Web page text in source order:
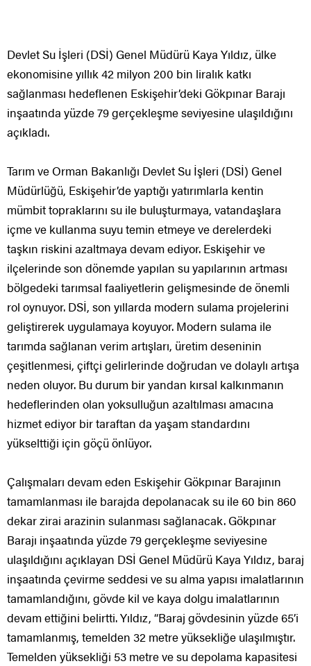
Devlet Su İşleri (DSİ) Genel Müdürü Kaya Yıldız, ülke
ekonomisine yıllık 42 milyon 200 bin liralık katkı
sağlanması hedeflenen Eskişehir’deki Gökpınar Barajı
inşaatında yüzde 79 gerçekleşme seviyesine ulaşıldığını
açıkladı.
Tarım ve Orman Bakanlığı Devlet Su İşleri (DSİ) Genel
Müdürlüğü, Eskişehir’de yaptığı yatırımlarla kentin
mümbit topraklarını su ile buluşturmaya, vatandaşlara
içme ve kullanma suyu temin etmeye ve derelerdeki
taşkın riskini azaltmaya devam ediyor. Eskişehir ve
ilçelerinde son dönemde yapılan su yapılarının artması
bölgedeki tarımsal faaliyetlerin gelişmesinde de önemli
rol oynuyor. DSİ, son yıllarda modern sulama projelerini
geliştirerek uygulamaya koyuyor. Modern sulama ile
tarımda sağlanan verim artışları, üretim deseninin
çeşitlenmesi, çiftçi gelirlerinde doğrudan ve dolaylı artışa
neden oluyor. Bu durum bir yandan kırsal kalkınmanın
hedeflerinden olan yoksulluğun azaltılması amacına
hizmet ediyor bir taraftan da yaşam standardını
yükselttiği için göçü önlüyor.
Çalışmaları devam eden Eskişehir Gökpınar Barajının
tamamlanması ile barajda depolanacak su ile 60 bin 860
dekar zirai arazinin sulanması sağlanacak. Gökpınar
Barajı inşaatında yüzde 79 gerçekleşme seviyesine
ulaşıldığını açıklayan DSİ Genel Müdürü Kaya Yıldız, baraj
inşaatında çevirme seddesi ve su alma yapısı imalatlarının
tamamlandığını, gövde kil ve kaya dolgu imalatlarının
devam ettiğini belirtti. Yıldız, “Baraj gövdesinin yüzde 65’i
tamamlanmış, temelden 32 metre yüksekliğe ulaşılmıştır.
Temelden yüksekliği 53 metre ve su depolama kapasitesi